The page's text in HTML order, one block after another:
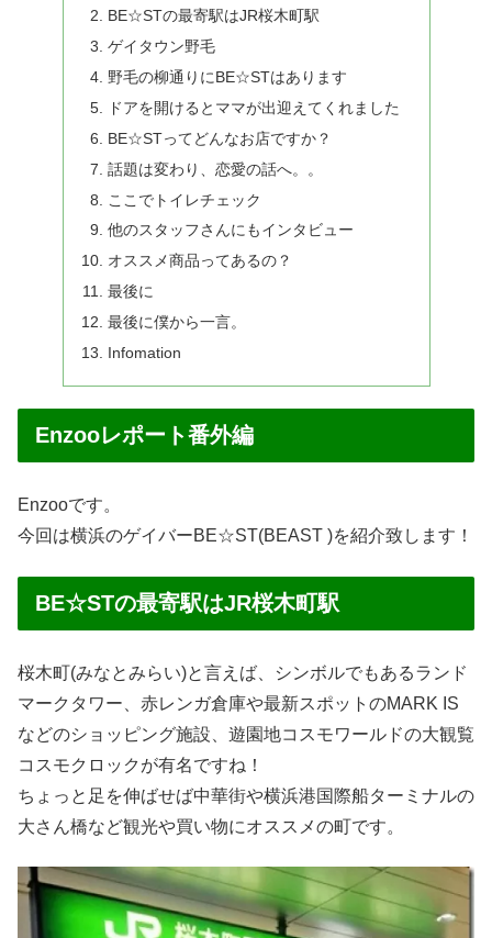
BE☆STの最寄駅はJR桜木町駅
ゲイタウン野毛
野毛の柳通りにBE☆STはあります
ドアを開けるとママが出迎えてくれました
BE☆STってどんなお店ですか？
話題は変わり、恋愛の話へ。。
ここでトイレチェック
他のスタッフさんにもインタビュー
オススメ商品ってあるの？
最後に
最後に僕から一言。
Infomation
Enzooレポート番外編
Enzooです。
今回は横浜のゲイバーBE☆ST(BEAST )を紹介致します！
BE☆STの最寄駅はJR桜木町駅
桜木町(みなとみらい)と言えば、シンボルでもあるランド
マークタワー、赤レンガ倉庫や最新スポットのMARK IS
などのショッピング施設、遊園地コスモワールドの大観覧
コスモクロックが有名ですね！
ちょっと足を伸ばせば中華街や横浜港国際船ターミナルの
大さん橋など観光や買い物にオススメの町です。